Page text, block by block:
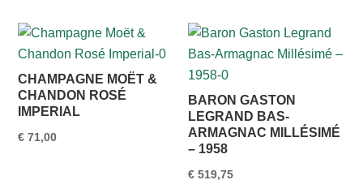
CHAMPAGNE MOËT &
CHANDON ROSÉ
IMPERIAL
€ 71,00
BARON GASTON
LEGRAND BAS-
ARMAGNAC MILLÉSIMÉ
– 1958
€ 519,75